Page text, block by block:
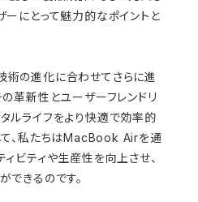
ーにとって魅力的なポイントと
の進化に合わせてさらに進
の革新性とユーザーフレンドリ
ルライフをより快適で効率的
て、私たちはMacBook Airを通
ィビティや生産性を向上させ、
できるのです。